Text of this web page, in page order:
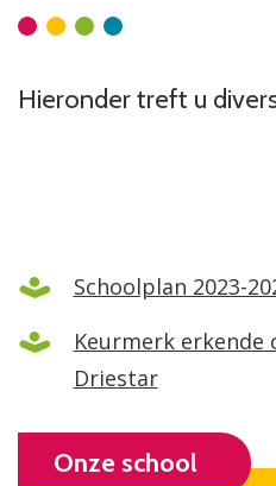
Hieronder treft u
Schoolplan 2023-
Keurmerk erkende
Driestar
Onze school